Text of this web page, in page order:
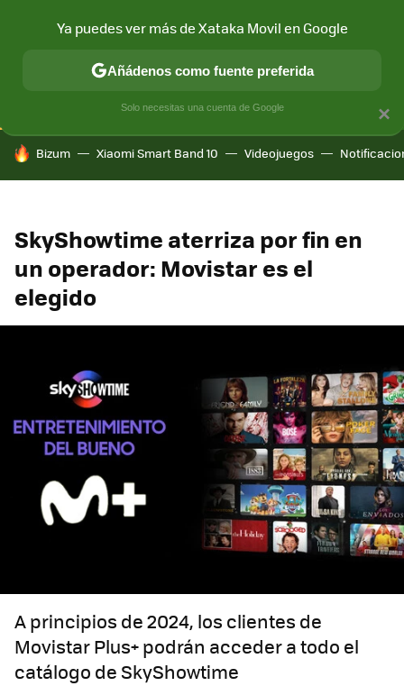
CONECTIVIDAD MÓVIL Y SOCIEDAD APLICACIONES
HOY SE HABLA DE
Bizum Xiaomi Smart Band 10 Videojuegos
SkyShowtime aterriza por fin en
un operador: Movistar es el
elegido
A principios de 2024, los clientes de
Movistar Plus+ podrán acceder a todo el
catálogo de SkyShowtime
×
Ya puedes ver más de Xataka Movil en Google
Añádenos como fuente preferida
Solo necesitas una cuenta de Google